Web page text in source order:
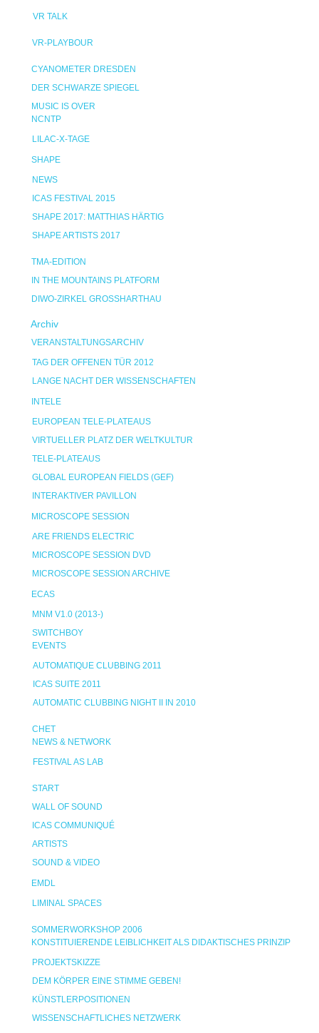
VR TALK
VR-PLAYBOUR
CYANOMETER DRESDEN
DER SCHWARZE SPIEGEL
MUSIC IS OVER
NCNTP
LILAC-X-TAGE
SHAPE
NEWS
ICAS FESTIVAL 2015
SHAPE 2017: MATTHIAS HÄRTIG
SHAPE ARTISTS 2017
TMA-EDITION
IN THE MOUNTAINS PLATFORM
DIWO-ZIRKEL GROSSHARTHAU
Archiv
VERANSTALTUNGSARCHIV
TAG DER OFFENEN TÜR 2012
LANGE NACHT DER WISSENSCHAFTEN
INTELE
EUROPEAN TELE-PLATEAUS
VIRTUELLER PLATZ DER WELTKULTUR
TELE-PLATEAUS
GLOBAL EUROPEAN FIELDS (GEF)
INTERAKTIVER PAVILLON
MICROSCOPE SESSION
ARE FRIENDS ELECTRIC
MICROSCOPE SESSION DVD
MICROSCOPE SESSION ARCHIVE
ECAS
MNM V1.0 (2013-)
SWITCHBOY
EVENTS
AUTOMATIQUE CLUBBING 2011
ICAS SUITE 2011
AUTOMATIC CLUBBING NIGHT II IN 2010
CHET
NEWS & NETWORK
FESTIVAL AS LAB
START
WALL OF SOUND
ICAS COMMUNIQUÉ
ARTISTS
SOUND & VIDEO
EMDL
LIMINAL SPACES
SOMMERWORKSHOP 2006
KONSTITUIERENDE LEIBLICHKEIT ALS DIDAKTISCHES PRINZIP
PROJEKTSKIZZE
DEM KÖRPER EINE STIMME GEBEN!
KÜNSTLERPOSITIONEN
WISSENSCHAFTLICHES NETZWERK